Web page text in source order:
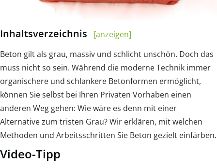
Inhaltsverzeichnis
[anzeigen]
Beton gilt als grau, massiv und schlicht unschön. Doch das
muss nicht so sein. Während die moderne Technik immer
organischere und schlankere Betonformen ermöglicht,
können Sie selbst bei Ihren Privaten Vorhaben einen
anderen Weg gehen: Wie wäre es denn mit einer
Alternative zum tristen Grau? Wir erklären, mit welchen
Methoden und Arbeitsschritten Sie Beton gezielt einfärben.
Video-Tipp